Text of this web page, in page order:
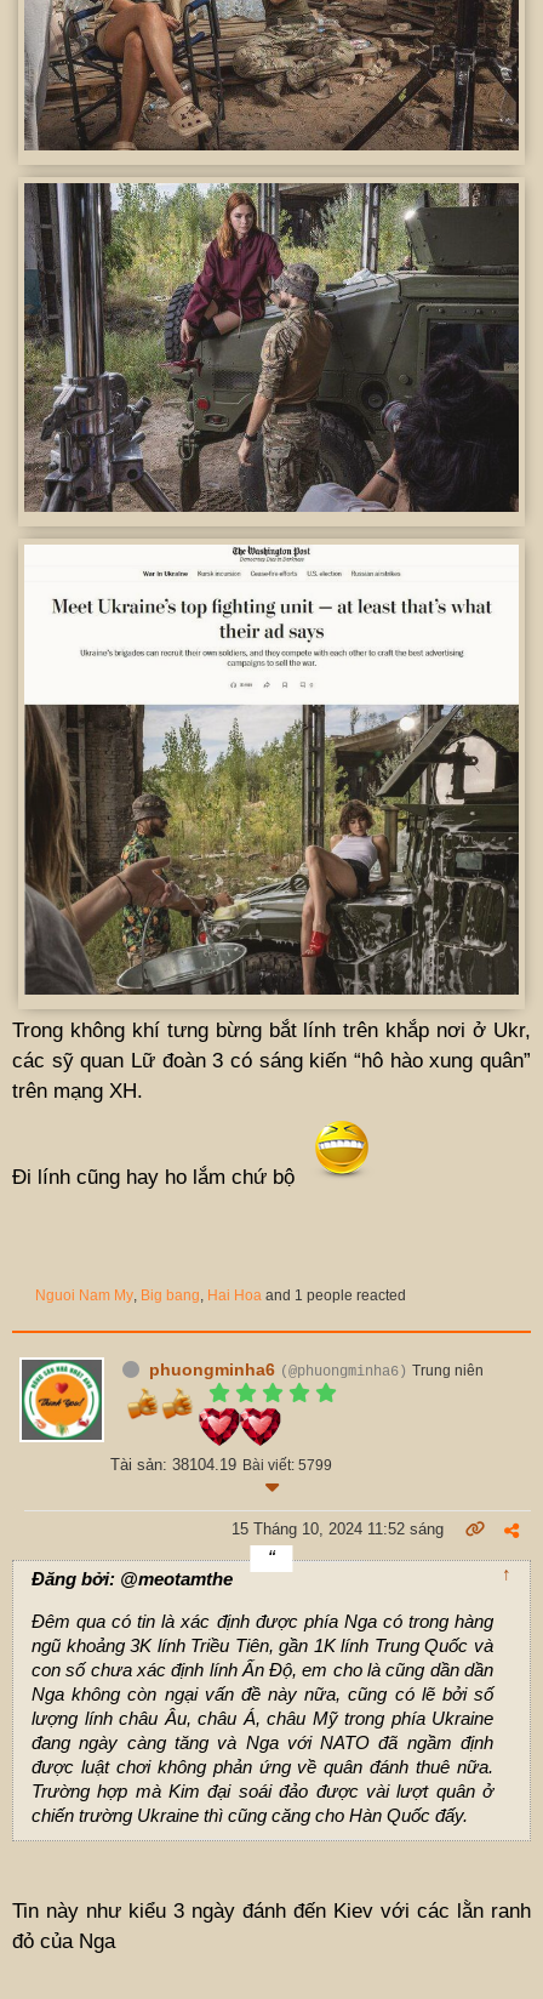
Trong không khí tưng bừng bắt lính trên khắp nơi ở Ukr,
các sỹ quan Lữ đoàn 3 có sáng kiến “hô hào xung quân”
trên mạng XH.
Đi lính cũng hay ho lắm chứ bộ
Nguoi Nam My Big bang Hai Hoa and 1 people reacted
phuongminha6 (@phuongminha6) Trung niên
Tài sản: 38104.19 Bài viết: 5799
15 Tháng 10, 2024 11:52 sáng
Đăng bởi: @meotamthe ↑
Đêm qua có tin là xác định được phía Nga có trong hàng
ngũ khoảng 3K lính Triều Tiên, gần 1K lính Trung Quốc và
con số chưa xác định lính Ấn Độ, em cho là cũng dần dần
Nga không còn ngại vấn đề này nữa, cũng có lẽ bởi số
lượng lính châu Âu, châu Á, châu Mỹ trong phía Ukraine
đang ngày càng tăng và Nga với NATO đã ngầm định
được luật chơi không phản ứng về quân đánh thuê nữa.
Trường hợp mà Kim đại soái đảo được vài lượt quân ở
chiến trường Ukraine thì cũng căng cho Hàn Quốc đấy.
Tin này như kiểu 3 ngày đánh đến Kiev với các lằn ranh
đỏ của Nga